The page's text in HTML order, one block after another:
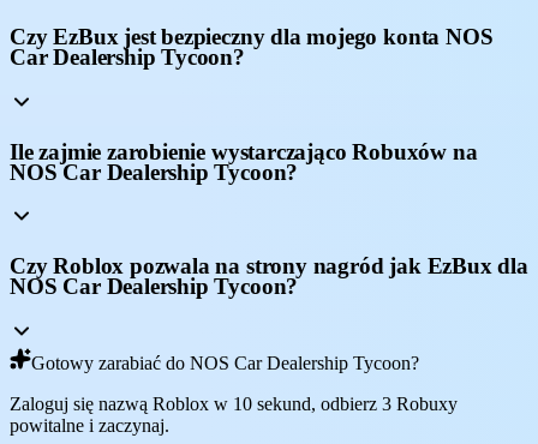
Czy EzBux jest bezpieczny dla mojego konta NOS
Car Dealership Tycoon?
Ile zajmie zarobienie wystarczająco Robuxów na
NOS Car Dealership Tycoon?
Czy Roblox pozwala na strony nagród jak EzBux dla
NOS Car Dealership Tycoon?
Gotowy zarabiać do NOS Car Dealership Tycoon?
Zaloguj się nazwą Roblox w 10 sekund, odbierz 3 Robuxy
powitalne i zaczynaj.